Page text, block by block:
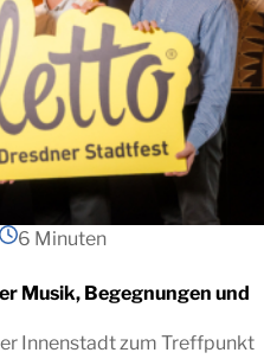
Musik, Begegnungen und
Innenstadt zum Treffpunkt
6 Minuten